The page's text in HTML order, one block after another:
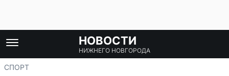
НОВОСТИ
НИЖНЕГО НОВГОРОДА
СПОРТ